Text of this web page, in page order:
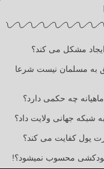
مشکل می کند؟
به مسلمان نیست شرعا
چه حکمی دارد؟
شبکه جهانی ولایت داد؟
پول کفایت می کند؟
خودکشی محسوب نمیشود؟!